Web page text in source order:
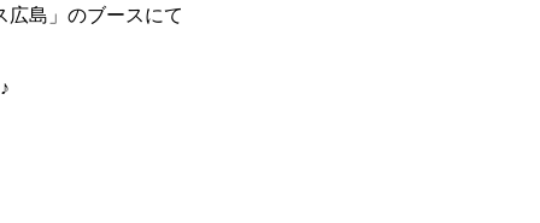
広島」のブースにて